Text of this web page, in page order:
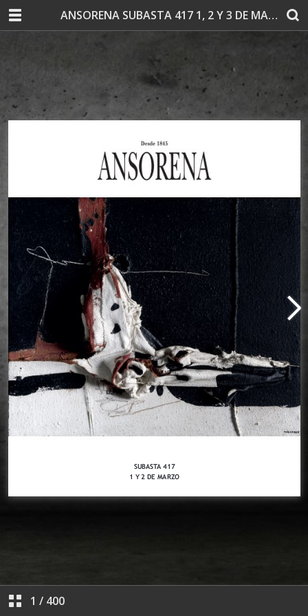
ANSORENA SUBASTA 417 1, 2 Y 3 DE MARZO
1 / 400